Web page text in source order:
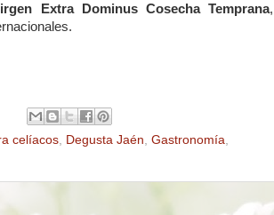
Extra Dominus Cosecha Temprana,
celíacos Degusta Jaén Gastronomía